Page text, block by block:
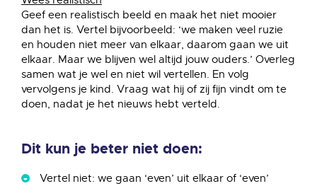
Geef een realistisch beeld en maak het niet mooier
dan het is. Vertel bijvoorbeeld: ‘we maken veel ruzie
en houden niet meer van elkaar, daarom gaan we uit
elkaar. Maar we blijven wel altijd jouw ouders.’ Overleg
samen wat je wel en niet wil vertellen. En volg
vervolgens je kind. Vraag wat hij of zij fijn vindt om te
doen, nadat je het nieuws hebt verteld.
Dit kun je beter niet doen:
Vertel niet: we gaan ‘even’ uit elkaar of ‘even’